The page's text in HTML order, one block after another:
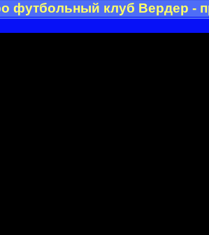
футбольный клуб Вердер -